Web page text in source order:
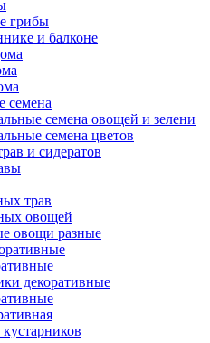
грибы
и балконе
семена
семена овощей и зелени
семена цветов
и сидератов
трав
овощей
овощи разные
декоративные